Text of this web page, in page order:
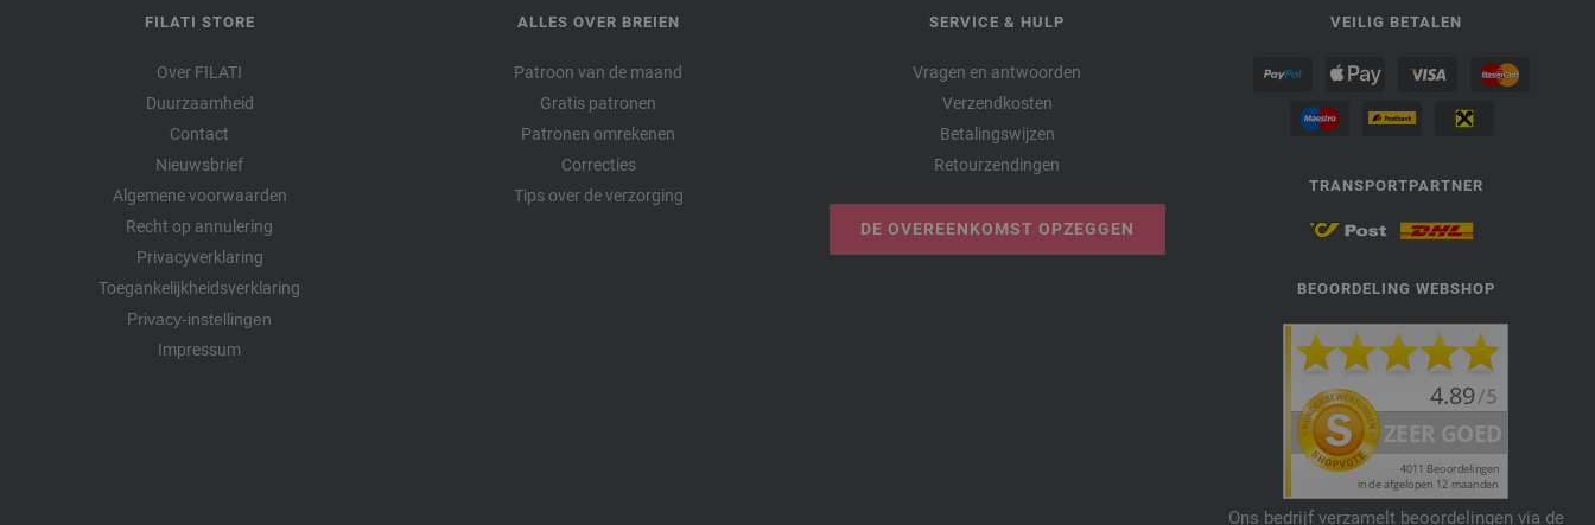
FILATI STORE
Over FILATI
Duurzaamheid
Contact
Nieuwsbrief
Algemene voorwaarden
Recht op annulering
Privacyverklaring
Toegankelijkheidsverklaring
Privacy-instellingen
Impressum
ALLES OVER BREIEN
Patroon van de maand
Gratis patronen
Patronen omrekenen
Correcties
Tips over de verzorging
SERVICE & HULP
Vragen en antwoorden
Verzendkosten
Betalingswijzen
Retourzendingen
DE OVEREENKOMST OPZEGGEN
VEILIG BETALEN
TRANSPORTPARTNER
BEOORDELING WEBSHOP
Ons bedrijf verzamelt beoordelingen via de